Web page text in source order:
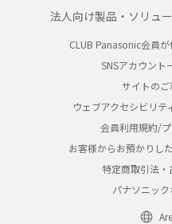
法人向け製品・ソリュ
CLUB Panasonic会員
SNSアカウント
サイトの
ウェブアクセシビリテ
会員利用規約/
お客様からお預かりし
特定商取引法
パナソニッ